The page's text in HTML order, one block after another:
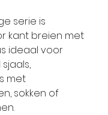
serie is
kant breien met
ideaal voor
met
sokken of